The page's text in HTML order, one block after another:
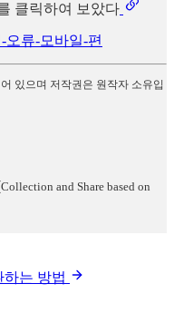
클릭하여 보았다
오류-모바일-편
있으며 저작권은 원작자 소유입
Collection and Share based on
하는 방법